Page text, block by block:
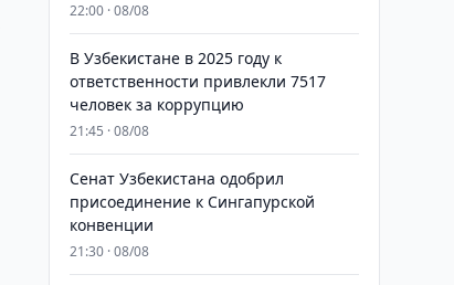
22:00 · 08/08
В Узбекистане в 2025 году к
ответственности привлекли 7517
человек за коррупцию
21:45 · 08/08
Сенат Узбекистана одобрил
присоединение к Сингапурской
конвенции
21:30 · 08/08